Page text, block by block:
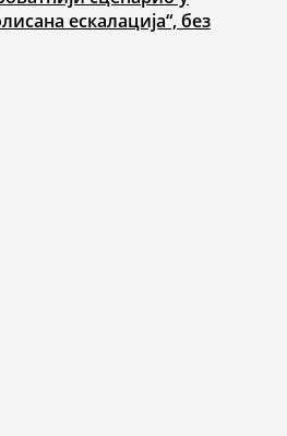
ескалација“, без